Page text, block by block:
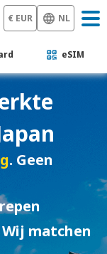
€ EUR NL
eSIM
. Geen
Wij matchen